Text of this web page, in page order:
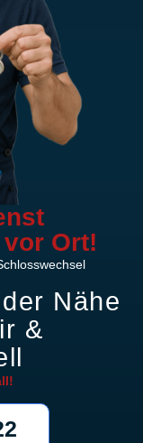
Ort!
Nähe
&